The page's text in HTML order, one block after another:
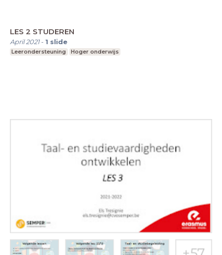
LES 2 STUDEREN
April 2021- 1 slide
Leerondersteuning Hoger onderwijs